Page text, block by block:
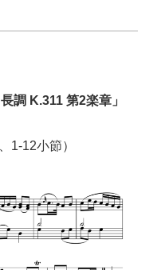
調 K.311 第2楽章」
1-12小節）